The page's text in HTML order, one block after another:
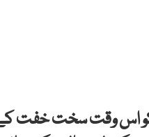
کو اس وقت سخت خفت